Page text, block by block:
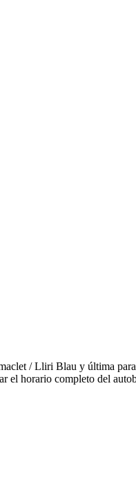
/ Lliri Blau y última
el horario completo del